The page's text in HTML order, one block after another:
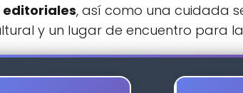
, así como una cuidada
y un lugar de encuentro para